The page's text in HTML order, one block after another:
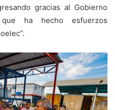
gracias al Gobierno
ha hecho esfuerzos